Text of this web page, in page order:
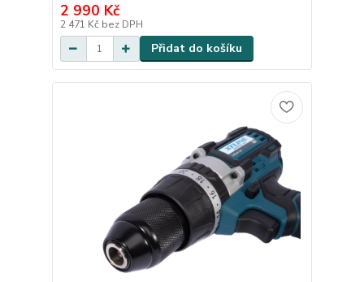
2 990 Kč
2 471 Kč bez DPH
Přidat do košíku